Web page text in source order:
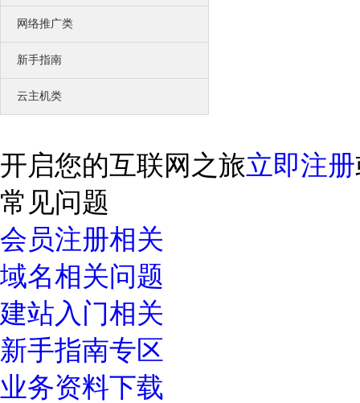
网络推广类
新手指南
云主机类
开启您的互联网之旅立即注册
常见问题
会员注册相关
域名相关问题
建站入门相关
新手指南专区
业务资料下载